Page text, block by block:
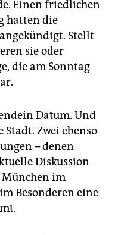
Einen friedlichen
hatten die
Stellt
sie oder
die am Sonntag
Datum. Und
Zwei ebenso
– denen
Diskussion
im
Besonderen eine